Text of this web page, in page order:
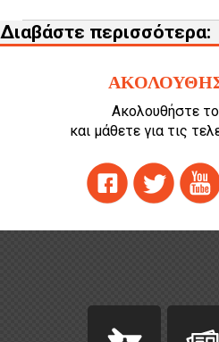
Διαβάστε περισσότερα:
Ακολουθήστε
και μάθετε για τις